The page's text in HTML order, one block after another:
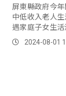
屏東縣政府今
中低收入老人
遇家庭子女生
簡化申辦流程
8,092案、受益
2024-08-01